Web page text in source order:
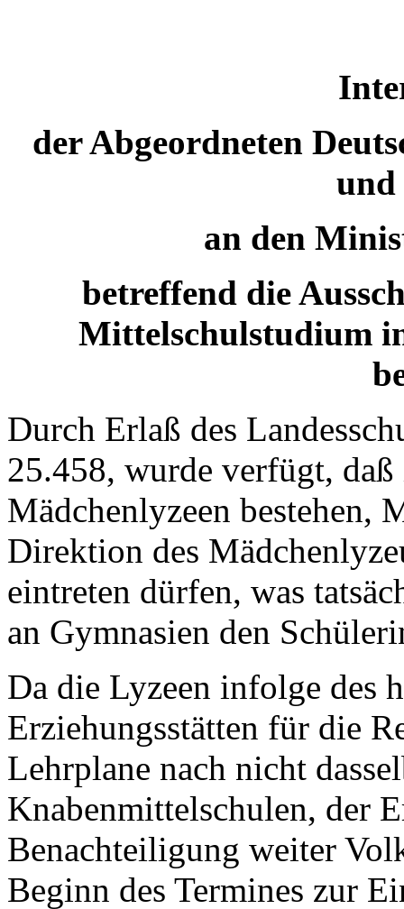
der Abgeordneten
und
an den
betreffend die
Mittelschulstudium
Durch Erlaß des
25.458, wurde verfügt,
Mädchenlyzeen bestehen,
Direktion des
eintreten dürfen, was
an Gymnasien den
Da die Lyzeen infolge des
Erziehungsstätten für die
Lehrplane nach nicht
Knabenmittelschulen, der
Benachteiligung weiter
Beginn des Termines zur